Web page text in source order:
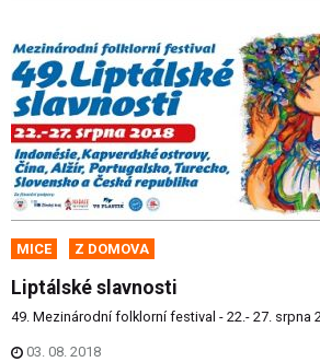
MICE Z DOMOVA
Liptálské slavnosti
49. Mezinárodní folklorní festival - 22.- 27. srpna
03. 08. 2018